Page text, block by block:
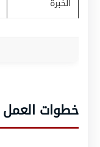
خطوات العمل